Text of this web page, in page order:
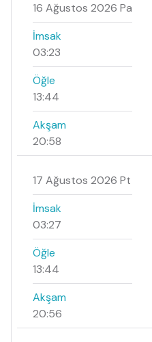
16 Ağustos 2026 Pa
İmsak
03:23
Öğle
13:44
Akşam
20:58
17 Ağustos 2026 Pt
İmsak
03:27
Öğle
13:44
Akşam
20:56